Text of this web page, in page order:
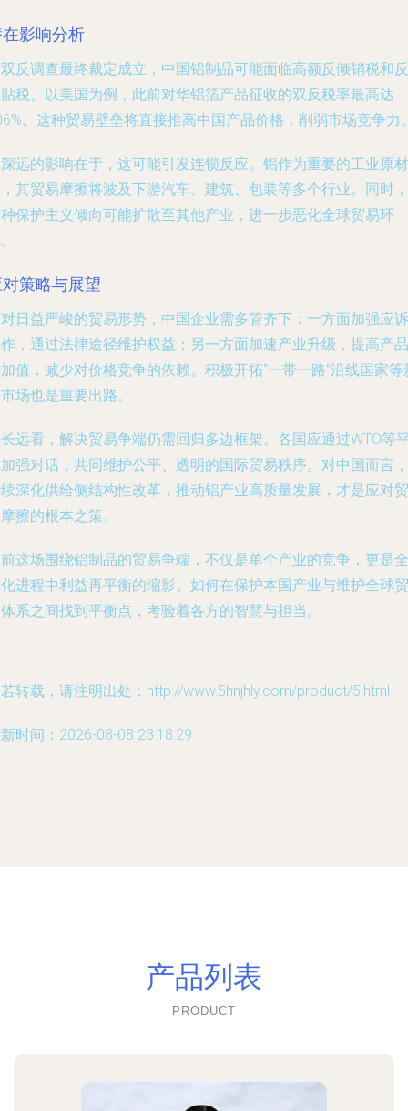
影响分析
反调查最终裁定成立，中国铝制品可能面临高额反倾销税和反
税。以美国为例，此前对华铝箔产品征收的双反税率最高达
。这种贸易壁垒将直接推高中国产品价格，削弱市场竞争力
远的影响在于，这可能引发连锁反应。铝作为重要的工业原材
其贸易摩擦将波及下游汽车、建筑、包装等多个行业。同时，
保护主义倾向可能扩散至其他产业，进一步恶化全球贸易环
策略与展望
日益严峻的贸易形势，中国企业需多管齐下：一方面加强应诉
，通过法律途径维护权益；另一方面加速产业升级，提高产品
值，减少对价格竞争的依赖。积极开拓“一带一路”沿线国家等
场也是重要出路。
远看，解决贸易争端仍需回归多边框架。各国应通过WTO等
强对话，共同维护公平、透明的国际贸易秩序。对中国而言，
深化供给侧结构性改革，推动铝产业高质量发展，才是应对贸
擦的根本之策。
这场围绕铝制品的贸易争端，不仅是单个产业的竞争，更是全
进程中利益再平衡的缩影。如何在保护本国产业与维护全球贸
系之间找到平衡点，考验着各方的智慧与担当。
转载，请注明出处：http://www.5hnjhly.com/product/5.html
时间：2026-08-08 23:18:29
产品列表
PRODUCT